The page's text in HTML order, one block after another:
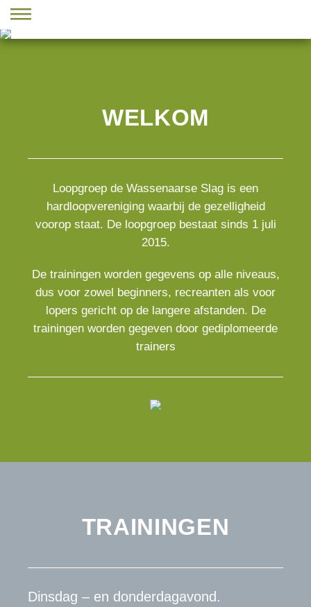
WELKOM
Loopgroep de Wassenaarse Slag is een
hardloopvereniging waarbij de gezelligheid
voorop staat. De loopgroep bestaat sinds 1 juli
2015.
De trainingen worden gegevens op alle niveaus,
dus voor zowel beginners, recreanten als voor
lopers gericht op de langere afstanden. De
trainingen worden gegeven door gediplomeerde
trainers
TRAININGEN
Dinsdag – en donderdagavond.